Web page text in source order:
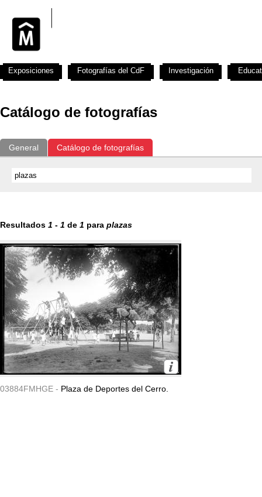
Catálogo de fotografías
General Catálogo de fotografías
Resultados 1 - 1 de 1 para plazas
03884FMHGE - Plaza de Deportes del Cerro.
Exposiciones Fotografías del CdF Investigación